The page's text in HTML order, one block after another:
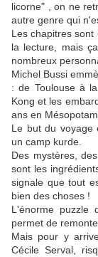
licorne" , on ne
autre genre qui
Les chapitres
la lecture, mais
nombreux
Michel Bussi
: de Toulouse à
Kong et les
ans en
Le but du voyage
un camp kurde.
Des mystères,
sont les
signale que tout
bien des choses !
L'énorme puzzle
permet de
Mais pour y
Cécile Serval,